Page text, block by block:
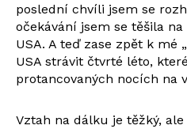
poslední chvíli jsem se
očekávání jsem se těšila
USA. A teď zase zpět k mé
USA strávit čtvrté léto,
protancovaných nocích na
Vztah na dálku je těžký,